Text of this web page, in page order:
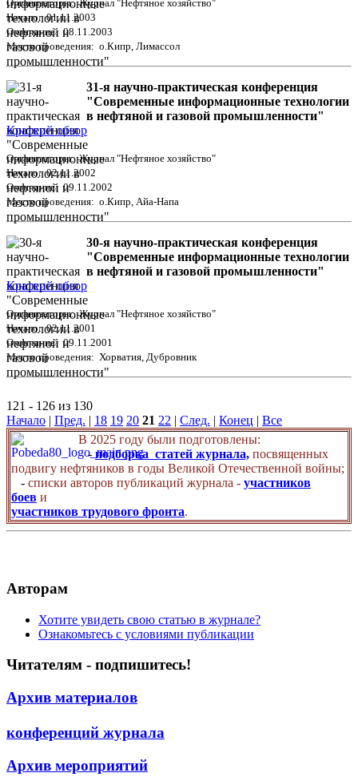
Организаторы: Журнал "Нефтяное хозяйство"
Начало: 01.11.2003
Окончание: 08.11.2003
Место проведения: о.Кипр, Лимассол
31-я научно-практическая конференция
"Современные информационные технологии
в нефтяной и газовой промышленности"
Краткий обзор
Организаторы: Журнал "Нефтяное хозяйство"
Начало: 02.11.2002
Окончание: 09.11.2002
Место проведения: о.Кипр, Айа-Напа
30-я научно-практическая конференция
"Современные информационные технологии
в нефтяной и газовой промышленности"
Краткий обзор
Организаторы: Журнал "Нефтяное хозяйство"
Начало: 02.11.2001
Окончание: 09.11.2001
Место проведения: Хорватия, Дубровник
121 - 126 из 130
Начало | Пред. | 18 19 20 21 22 | След. | Конец | Все
В 2025 году были подготовлены:
- подборка статей журнала, посвященных
подвигу нефтяников в годы Великой Отечественной войны;
- списки авторов публикаций журнала - участников
боев и
участников трудового фронта.
Авторам
Хотите увидеть свою статью в журнале?
Ознакомьтесь с условиями публикации
Читателям - подпишитесь!
Архив материалов
конференций журнала
Архив мероприятий